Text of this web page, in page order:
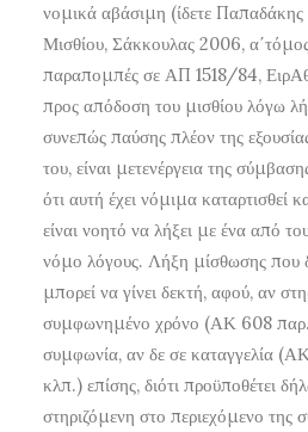
νομικά αβάσιμη (ίδετε
Μισθίου, Σάκκουλας 2006,
παραπομπές σε ΑΠ 1518/84,
προς απόδοση του μισθίου λόγω
συνεπώς παύσης πλέον της
του, είναι μετενέργεια της
ότι αυτή έχει νόμιμα καταρτισθεί
είναι νοητό να λήξει με ένα από
νόμο λόγους. Λήξη μίσθωσης που
μπορεί να γίνει δεκτή, αφού, αν
συμφωνημένο χρόνο (ΑΚ 608 παρ.
συμφωνία, αν δε σε καταγγελία
κλπ.) επίσης, διότι προϋποθέτει
στηριζόμενη στο περιεχόμενο της